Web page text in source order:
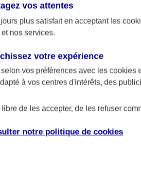
Fermer le menu principal
vos attentes
plus satisfait en acceptant les
nos services.
votre expérience
vos préférences avec les cookies
à vos centres d'intérêts, des
libre de les accepter, de les refuser
notre politique de cookies